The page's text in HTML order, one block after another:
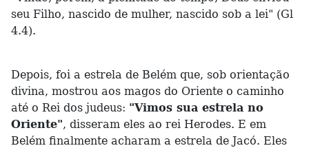
seu Filho, nascido de mulher, nascido sob a lei" (Gl
4.4).
Depois, foi a estrela de Belém que, sob orientação
divina, mostrou aos magos do Oriente o caminho
até o Rei dos judeus: "Vimos sua estrela no
Oriente", disseram eles ao rei Herodes. E em
Belém finalmente acharam a estrela de Jacó. Eles